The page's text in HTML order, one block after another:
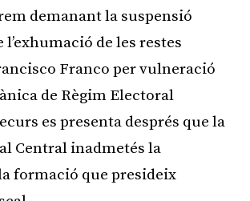
demanant la suspensió
de les restes
Franco per vulneració
de Règim Electoral
es presenta després que la
Central inadmetés la
formació que presideix